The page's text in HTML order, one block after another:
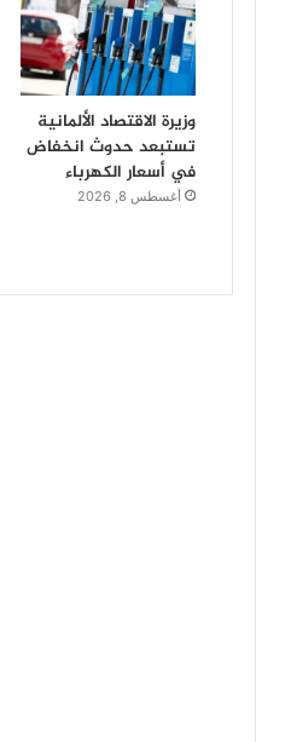
وزيرة الاقتصاد الألمانية
تستبعد حدوث انخفاض
في أسعار الكهرباء
أغسطس 8, 2026